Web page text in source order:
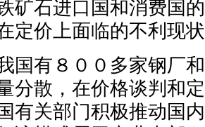
矿石进口国和消费国
定价上面临的不利现
有８００多家钢厂和
分散，在价格谈判和
有关部门积极推动国